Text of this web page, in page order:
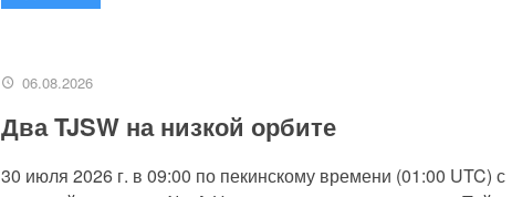
06.08.2026
Два TJSW на низкой орбите
30 июля 2026 г. в 09:00 по пекинскому времени (01:00 UTC) с